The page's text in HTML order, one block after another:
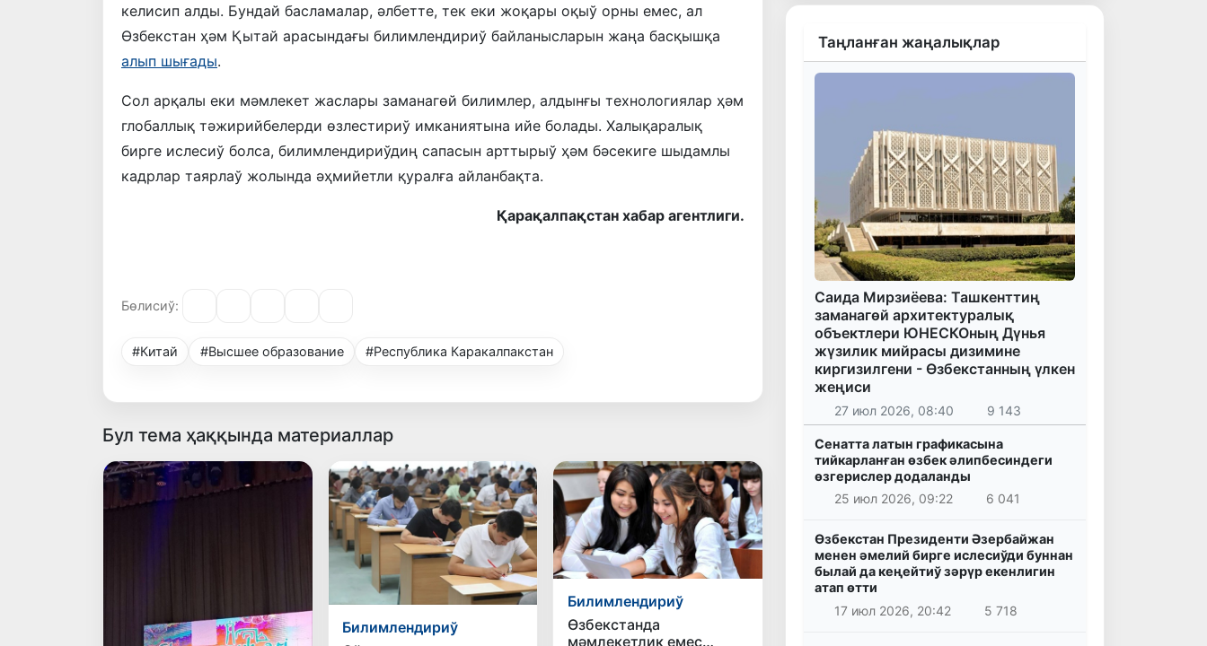
келисип алды. Бундай басламалар, әлбетте, тек еки жоқары оқыў орны емес, ал
Өзбекстан ҳәм Қытай арасындағы билимлендириў байланысларын жаңа басқышқа
алып шығады.
Сол арқалы еки мәмлекет жаслары заманагөй билимлер, алдынғы технологиялар ҳәм
глобаллық тәжирийбелерди өзлестириў имканиятына ийе болады. Халықаралық
бирге ислесиў болса, билимлендириўдиң сапасын арттырыў ҳәм бәсекиге шыдамлы
кадрлар таярлаў жолында әҳмийетли қуралға айланбақта.
Қарақалпақстан хабар агентлиги.
Бөлисиў:
#Китай #Высшее образование #Республика Каракалпакстан
Бул тема ҳаққында материаллар
Билимлендириў
Билимлендириў
Өзбекстанда
мәмлекетлик емес
Таңланған жаңалықлар
Саида Мирзиёева: Ташкенттиң
заманагөй архитектуралық
объектлери ЮНЕСКОның Дүнья
жүзилик мийрасы дизимине
киргизилгени - Өзбекстанның үлкен
жеңиси
27 июл 2026, 08:40 9 143
Сенатта латын графикасына
тийкарланған өзбек әлипбесиндеги
өзгерислер додаланды
25 июл 2026, 09:22
6 041
Өзбекстан Президенти Әзербайжан
менен әмелий бирге ислесиўди буннан
былай да кеңейтиў зәрүр екенлигин
атап өтти
17 июл 2026, 20:42
5 718